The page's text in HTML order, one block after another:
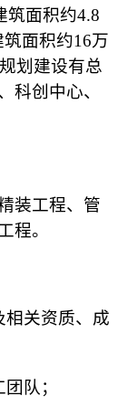
筑面积约4.8
面积约16万
划建设有总
科创中心、
装工程、管
程。
相关资质、成
队；